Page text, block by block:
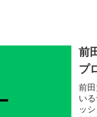
前
プ
前
い
ッ